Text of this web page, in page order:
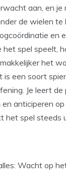
aan, en je
de wielen
en
het spel speelt,
het
een soort
Je leert
anticiperen
het spel steeds
Wacht op